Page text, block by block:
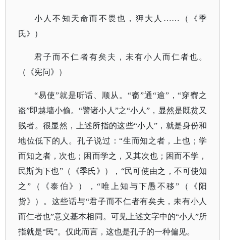
小人不知天命而不畏也，狎大人 ……（《季
氏》）
君子而不仁者有矣夫，未有小人而仁者也。
（《宪问》）
“易使”就是听话、顺从。“窬”通“逾”，“穿窬之
盗”即越墙小偷。“譬诸小人”之“小人”，显然是既贫又
贱者。很显然，上述所指的这些“小人”，就是身份和
地位低下的人。孔子说过：“生而知之者，上也；学
而知之者，次也；困而学之，又其次也；困而不学，
民斯为下也”（
《季氏》 ）， “民可使由之，不可使知
之”（
《泰伯》 ），“唯上知与下愚不移”（
《阳
货》 ）。这些话与“君子而不仁者有矣夫，未有小人
而仁者也”意义基本相同。可见上述文字中的“小人”所
指就是“民”。仅此而言，这也是孔子的一种偏见。